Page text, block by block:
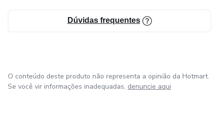
Dúvidas frequentes
O conteúdo deste produto não representa a opinião da Hotmart.
Se você vir informações inadequadas, denuncie aqui